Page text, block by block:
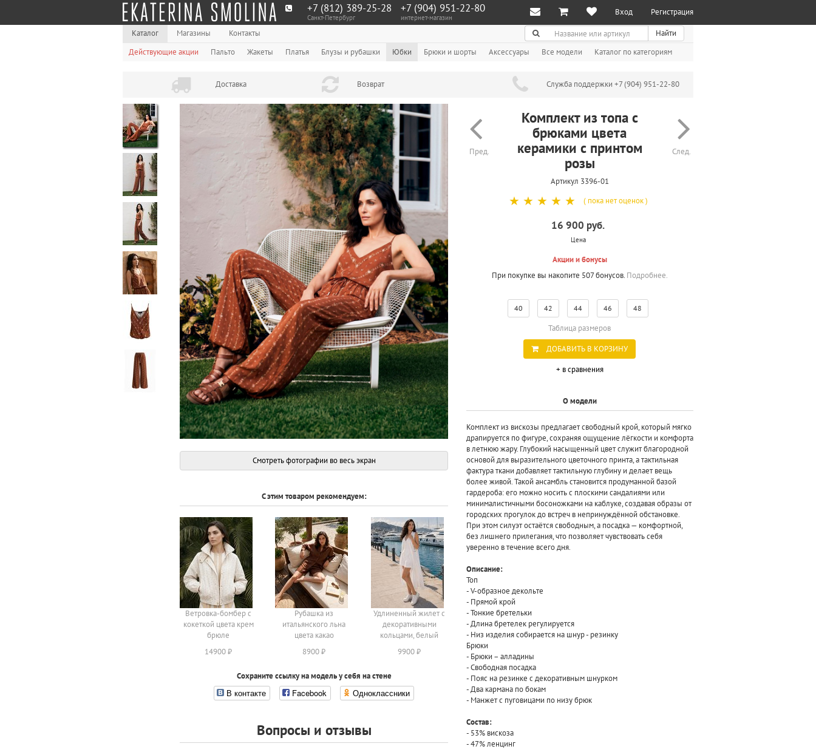
+7 (812) 389-25-28
Санкт-Петербург
+7 (904) 951‑22‑80
интернет-магазин
Вход Регистрация
Каталог Магазины Контакты Поиск
Найти
Действующие акции
Пальто Жакеты Платья Блузы и рубашки Юбки Брюки и шорты Аксессуары Все модели Каталог по категориям
Доставка Возврат Служба поддержки +7 (904) 951-22-80
Смотреть фотографии во весь экран
С этим товаром рекомендуем:
Ветровка-бомбер с
кокеткой цвета крем
брюле
14900 ₽
Рубашка из
итальянского льна
цвета какао
8900 ₽
Удлиненный жилет с
декоративными
кольцами, белый
9900 ₽
Сохраните ссылку на модель у себя на стене
В контакте Facebook Одноклассники
Вопросы и отзывы
Пред.
Комплект из топа с
брюками цвета
керамики с принтом
розы
Артикул 3396-01
След.
☆
☆
☆
☆
☆ ( пока нет оценок )
16 900 руб.
Цена
Акции и бонусы
При покупке вы накопите 507 бонусов. Подробнее.
40 42 44 46 48
Таблица размеров
ДОБАВИТЬ В КОРЗИНУ
+ в сравнения
О модели
Комплект из вискозы предлагает свободный крой, который мягко
драпируется по фигуре, сохраняя ощущение лёгкости и комфорта
в летнюю жару. Глубокий насыщенный цвет служит благородной
основой для выразительного цветочного принта, а тактильная
фактура ткани добавляет тактильную глубину и делает вещь
более живой. Такой ансамбль становится продуманной базой
гардероба: его можно носить с плоскими сандалиями или
минималистичными босоножками на каблуке, создавая образы от
городских прогулок до встреч в непринуждённой обстановке.
При этом силуэт остаётся свободным, а посадка — комфортной,
без лишнего прилегания, что позволяет чувствовать себя
уверенно в течение всего дня.
Описание:
Топ
- V-образное декольте
- Прямой крой
- Тонкие бретельки
- Длина бретелек регулируется
- Низ изделия собирается на шнур - резинку
Брюки
- Брюки – алладины
- Свободная посадка
- Пояс на резинке с декоративным шнурком
- Два кармана по бокам
- Манжет с пуговицами по низу брюк
Состав:
- 53% вискоза
- 47% ленцинг